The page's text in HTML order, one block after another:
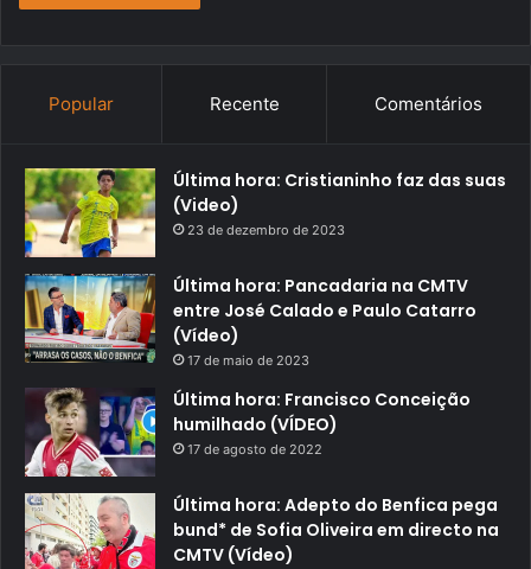
Popular Recente Comentários
Última hora: Cristianinho faz das suas
(Video)
23 de dezembro de 2023
Última hora: Pancadaria na CMTV
entre José Calado e Paulo Catarro
(Vídeo)
17 de maio de 2023
Última hora: Francisco Conceição
humilhado (VÍDEO)
17 de agosto de 2022
Última hora: Adepto do Benfica pega
bund* de Sofia Oliveira em directo na
CMTV (Vídeo)